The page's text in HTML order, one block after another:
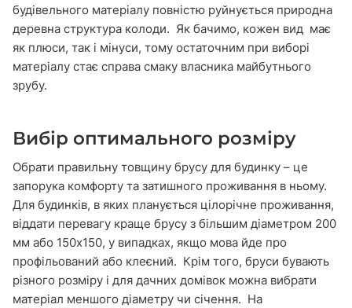
будівельного матеріалу повністю руйнується природна
деревна структура колоди. Як бачимо, кожен вид має
як плюси, так і мінуси, тому остаточним при виборі
матеріалу стає справа смаку власника майбутнього
зрубу.
Вибір оптимального розміру
Обрати правильну товщину брусу для будинку – це
запорука комфорту та затишного проживання в ньому.
Для будинків, в яких планується цілорічне проживання,
віддати перевагу краще брусу з більшим діаметром 200
мм або 150х150, у випадках, якщо мова йде про
профільований або клеєний. Крім того, бруси бувають
різного розміру і для дачних домівок можна вибрати
матеріал меншого діаметру чи січення. На